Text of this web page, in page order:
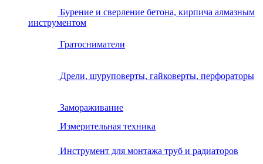
Бурение и сверление бетона, кирпича алмазным
инструментом
Гратосниматели
Дрели, шуруповерты, гайковерты, перфораторы
Замораживание
Измерительная техника
Инструмент для монтажа труб и радиаторов